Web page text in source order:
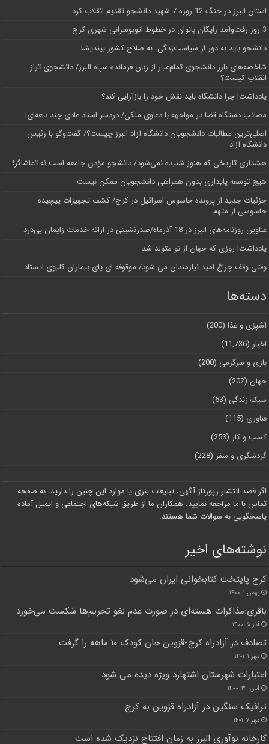
استان البرز در جنگ 12 روزه 7 شهید دانشجو تقدیم انقلاب کرد
3 روز رفت‌وآمد رایگان بانوان در خطوط اتوبوسرانی شهری کرج
دانشجو باید به دور از سیاست‌زدگی، به صلاح کشور بیندیشد
شاخصه‌های بارز دانشجوی تمام‌عیار از زبان فرمانده سپاه البرز/ دانشجوی تراز
انقلاب کیست؟
یادداشت| چرا دانشگاه باید نقش خود را بازآرایی کند؟
مصائب دستگاه قضا در مواجهه با دعاوی ملکی/ دردسر اسناد عادی چند‌ دهه‌ای!
اصلی‌ترین مطالبات دانشجویان دانشگاه آزاد البرز چیست؟/ گفت‌وگو با رئیس
دانشگاه آز‌اد
هشداری تاریخی که هنوز شنیده نمی‌شود/ دانشجو مؤذن جامعه است نه تماشاگر!
هیچ توسعه پایداری بدون همراهی دانشجویان ممکن نیست
جزئیات جدید از پرونده جاسوس اسرائیل در کرج/‌ کشف تجهیزات پیچیده
جاسوسی از متهم
عناوین روزنامه‌های البرز در ‌18 آذرماه/صدرنشینی در ارائه خدمات زایمان بی‌درد
یادداشت| روزی که جهان از نو متولد شد
وقتی وقف چراغ امید نیازمندان می شود/ موقوفه ای پای بیماران کلیوی ایستاد
دسته‌ها
آشپزی و غذا (200)
اخبار (11,736)
بازی و سرگرمی (200)
جهان (202)
سبک زندگی (63)
فناوری (115)
کسب و کار (253)
گردشگری و سفر (228)
اگر قصد انتشار رپورتاژ آگهی، تبلیغات بنری یا موارد این چنین را دارید، به صفحه
تماس با ما مراجعه نمایید. همکاران ما از طریق شبکه‌های اجتماعی و ایمیل آماده
پاسخگویی به سوالات شما هستند.
نوشته‌های اخیر
کرج پایتخت کتابخوانی ایران می‌شود
بهمن ۱, ۱۴۰۰
باقری:مذاکرات هسته‌ای در صورت عدم لغو تحریم‌ها شکست می‌خورد
آذر ۵, ۱۴۰۰
تصادف در آزادراه کرج-قزوین جان کودک ۱۰ ماهه را گرفت
مهر ۱, ۱۴۰۱
اعتبارات شهرستان اشتهارد ویژه دیده می شود
آبان ۳۰, ۱۴۰۰
ترافیک سنگین در آزادراه قزوین به کرج
مهر ۷, ۱۴۰۱
کارخانه نوآوری البرز به زمان افتتاح نزدیک شده است